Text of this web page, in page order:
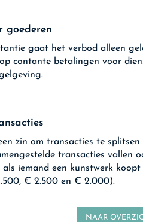
goederen
gaat het verbod alleen
contante betalingen voor
zin om transacties te
transacties vallen
als iemand een kunstwerk
€ 2.500 en € 2.000).
NAAR